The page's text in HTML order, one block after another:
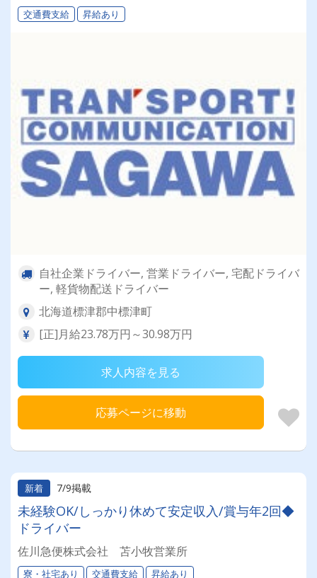
交通費支給 昇給あり
自社企業ドライバー, 営業ドライバー, 宅配ドライバ
ー, 軽貨物配送ドライバー
北海道標津郡中標津町
[正]月給23.78万円～30.98万円
求人内容を見る
応募ページに移動
新着 7/9掲載
未経験OK/しっかり休めて安定収入/賞与年2回◆
ドライバー
佐川急便株式会社 苫小牧営業所
寮・社宅あり 交通費支給 昇給あり